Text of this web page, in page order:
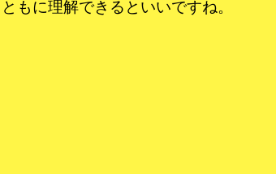
もに理解できるといいですね。